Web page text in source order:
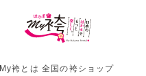
My袴とは 全国の袴ショップ